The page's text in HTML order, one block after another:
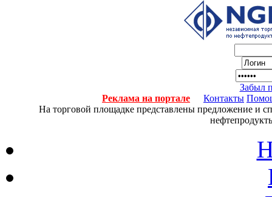
Забыл
Реклама на портале
Контакты
На торговой площадке представлены предложение и